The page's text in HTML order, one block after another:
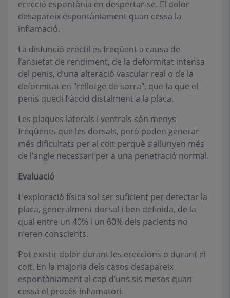
erecció espontània en despertar-se. El dolor
desapareix espontàniament quan cessa la
inflamació.
La disfunció erèctil és freqüent a causa de
l’ansietat de rendiment, de la deformitat intensa
del penis, d’una alteració vascular real o de la
deformitat en "rellotge de sorra", que fa que el
penis quedi flàccid distalment a la placa.
Les plaques laterals i ventrals són menys
freqüents que les dorsals, però poden generar
més dificultats per al coit perquè s’allunyen més
de l’angle necessari per a una penetració normal.
Evaluació
L’exploració física sol ser suficient per detectar la
placa, generalment dorsal i ben definida, de la
qual entre un 40% i un 60% dels pacients no
n’eren conscients.
Pot existir dolor durant les ereccions o durant el
coit. En la majoria dels casos desapareix
espontàniament al cap d’uns sis mesos quan
cessa el procés inflamatori.